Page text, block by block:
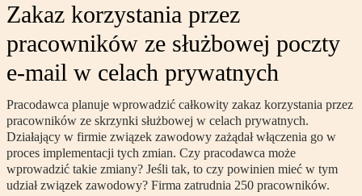
Zakaz korzystania przez
pracowników ze służbowej poczty
e-mail w celach prywatnych
Pracodawca planuje wprowadzić całkowity zakaz korzystania przez
pracowników ze skrzynki służbowej w celach prywatnych.
Działający w firmie związek zawodowy zażądał włączenia go w
proces implementacji tych zmian. Czy pracodawca może
wprowadzić takie zmiany? Jeśli tak, to czy powinien mieć w tym
udział związek zawodowy? Firma zatrudnia 250 pracowników.